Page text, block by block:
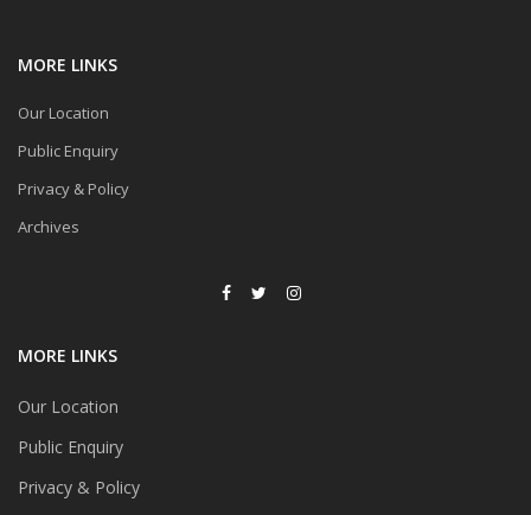
MORE LINKS
Our Location
Public Enquiry
Privacy & Policy
Archives
MORE LINKS
Our Location
Public Enquiry
Privacy & Policy